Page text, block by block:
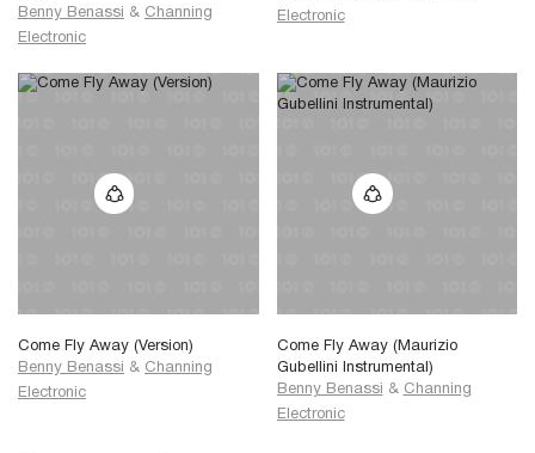
Benny Benassi & Channing
Electronic
Electronic
Come Fly Away (Version)
Benny Benassi & Channing
Electronic
Come Fly Away (Maurizio
Gubellini Instrumental)
Benny Benassi & Channing
Electronic